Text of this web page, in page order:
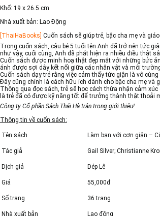
Khổ: 19 x 26.5 cm
Nhà xuất bản: Lao Động
[ThaiHaBooks] Cuốn sách sẽ giúp trẻ, bậc cha mẹ và
Trong cuốn sách, cậu bé 5 tuổi tên Anh đã trở nên tức
như vậy, cuối cùng, Anh đã phát hiện ra nhiều điều thật
Cuốn sách được minh hoạ thật đẹp mắt với những bức
ánh được sợi dây kết nối giữa các nhân vật và môi
Cuốn sách dạy trẻ rằng việc cảm thấy tức giận là vô
Đây cũng chính là cách hữu ích dành cho bậc cha mẹ
Thông qua đọc sách, trẻ sẽ học cách thừa nhận cảm
là trẻ đã có được kỹ năng tốt để trưởng thành thật thoải
Công ty Cổ phần Sách Thái Hà trân trọng giới thiệu!
Thông tin về cuốn sách:
Tên sách Làm bạn với cơn giận –
Tác giả Gail Silver; Christianne
Dịch giả Dép Lê
Giá 55,000đ
Số trang 36 trang
Nhà xuất bản Lao động